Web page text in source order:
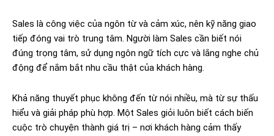
Sales là công việc của ngôn từ và cảm xúc, nên kỹ năng giao
tiếp đóng vai trò trung tâm. Người làm Sales cần biết nói
đúng trọng tâm, sử dụng ngôn ngữ tích cực và lắng nghe chủ
động để nắm bắt nhu cầu thật của khách hàng.
Khả năng thuyết phục không đến từ nói nhiều, mà từ sự thấu
hiểu và giải pháp phù hợp. Một Sales giỏi luôn biết cách biến
cuộc trò chuyện thành giá trị – nơi khách hàng cảm thấy